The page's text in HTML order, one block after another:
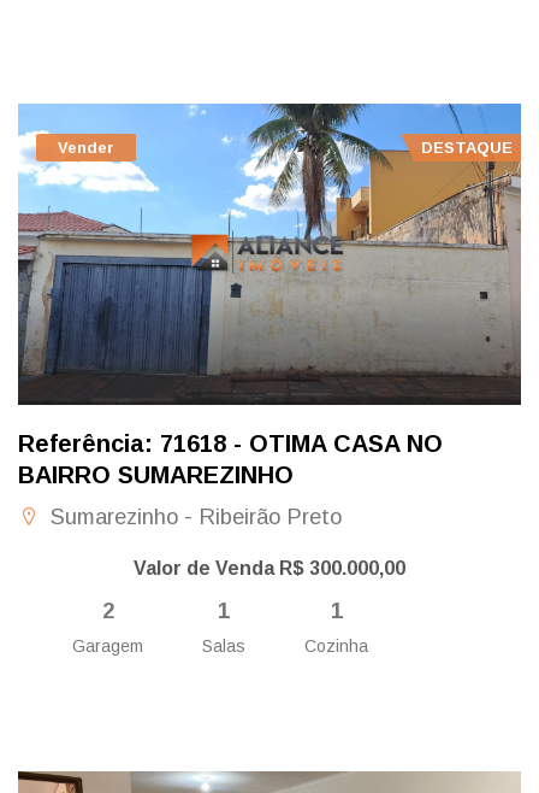
Vender DESTAQUE
Referência: 71618 - OTIMA CASA NO
BAIRRO SUMAREZINHO
Sumarezinho - Ribeirão Preto
Valor de Venda R$ 300.000,00
2
Garagem
1
Salas
1
Cozinha